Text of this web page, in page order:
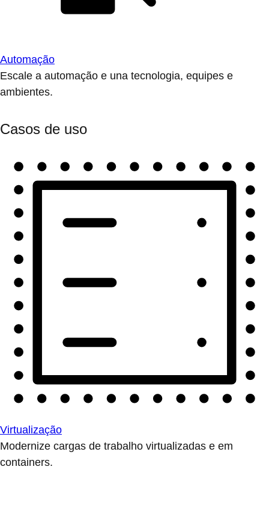
Automação
Escale a automação e una tecnologia, equipes e
ambientes.
Casos de uso
Virtualização
Modernize cargas de trabalho virtualizadas e em
containers.